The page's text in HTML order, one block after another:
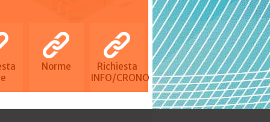
Podistico Citta di
Regionale
Podistico Citta' di Cordenons
Norme
Richiesta
INFO/CRONO